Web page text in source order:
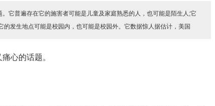
它普遍存在它的施害者可能是儿童及家庭熟悉的人，也可能是陌生人;它
的发生地点可能是校园内，也可能是校园外。它数据惊人据估计，美国
心的话题。